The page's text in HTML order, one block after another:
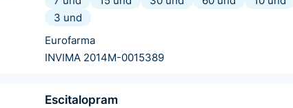
3 und
Eurofarma
INVIMA 2014M-0015389
Escitalopram